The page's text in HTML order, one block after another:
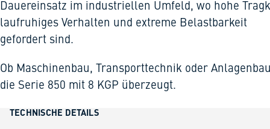
Dauereinsatz im industriellen Umfeld, wo hohe
laufruhiges Verhalten und extreme Belastbarkeit
gefordert sind.
Ob Maschinenbau, Transporttechnik oder
die Serie 850 mit 8 KGP überzeugt.
TECHNISCHE DETAILS